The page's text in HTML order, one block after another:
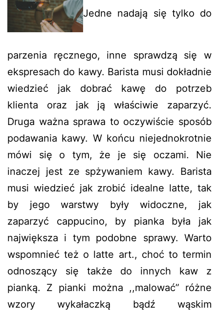
Jedne nadają się tylko do
parzenia ręcznego, inne sprawdzą się w
ekspresach do kawy. Barista musi dokładnie
wiedzieć jak dobrać kawę do potrzeb
klienta oraz jak ją właściwie zaparzyć.
Druga ważna sprawa to oczywiście sposób
podawania kawy. W końcu niejednokrotnie
mówi się o tym, że je się oczami. Nie
inaczej jest ze spżywaniem kawy. Barista
musi wiedzieć jak zrobić idealne latte, tak
by jego warstwy były widoczne, jak
zaparzyć cappucino, by pianka była jak
największa i tym podobne sprawy. Warto
wspomnieć też o latte art., choć to termin
odnoszący się także do innych kaw z
pianką. Z pianki można ,,malować” różne
wzory wykałaczką bądź wąskim